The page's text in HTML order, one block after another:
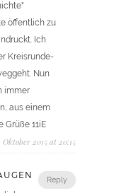
öffentlich zu
Ich
Kreisrunde-
Nun
immer
aus einem
11iE
Oktober 2015 at 20:15
Reply